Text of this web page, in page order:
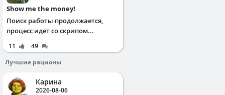
Show me the money!
Поиск работы продолжается,
процесс идёт со скрипом...
11
49
Лучшие рационы
Карина
2026-08-06